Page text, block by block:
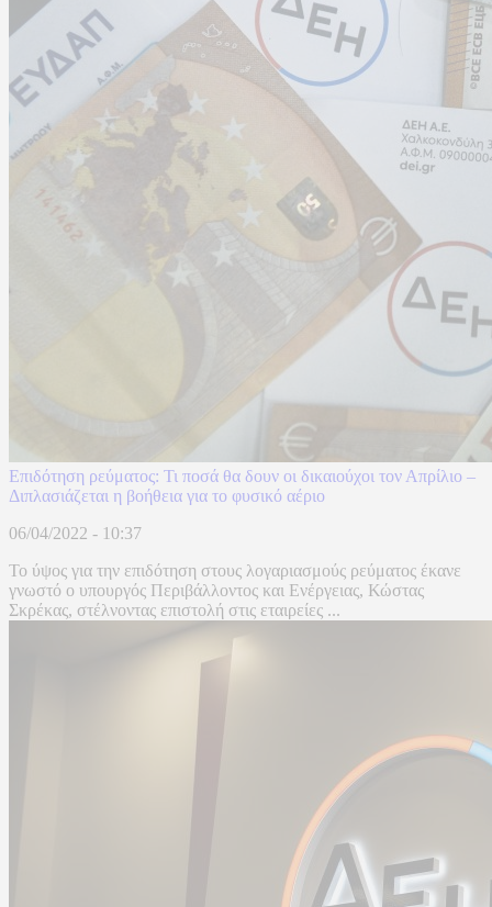
Επιδότηση ρεύματος: Τι ποσά θα δουν οι δικαιούχοι τον Απρίλιο –
Διπλασιάζεται η βοήθεια για το φυσικό αέριο
06/04/2022 - 10:37
Το ύψος για την επιδότηση στους λογαριασμούς ρεύματος έκανε
γνωστό ο υπουργός Περιβάλλοντος και Ενέργειας, Κώστας
Σκρέκας, στέλνοντας επιστολή στις εταιρείες ...